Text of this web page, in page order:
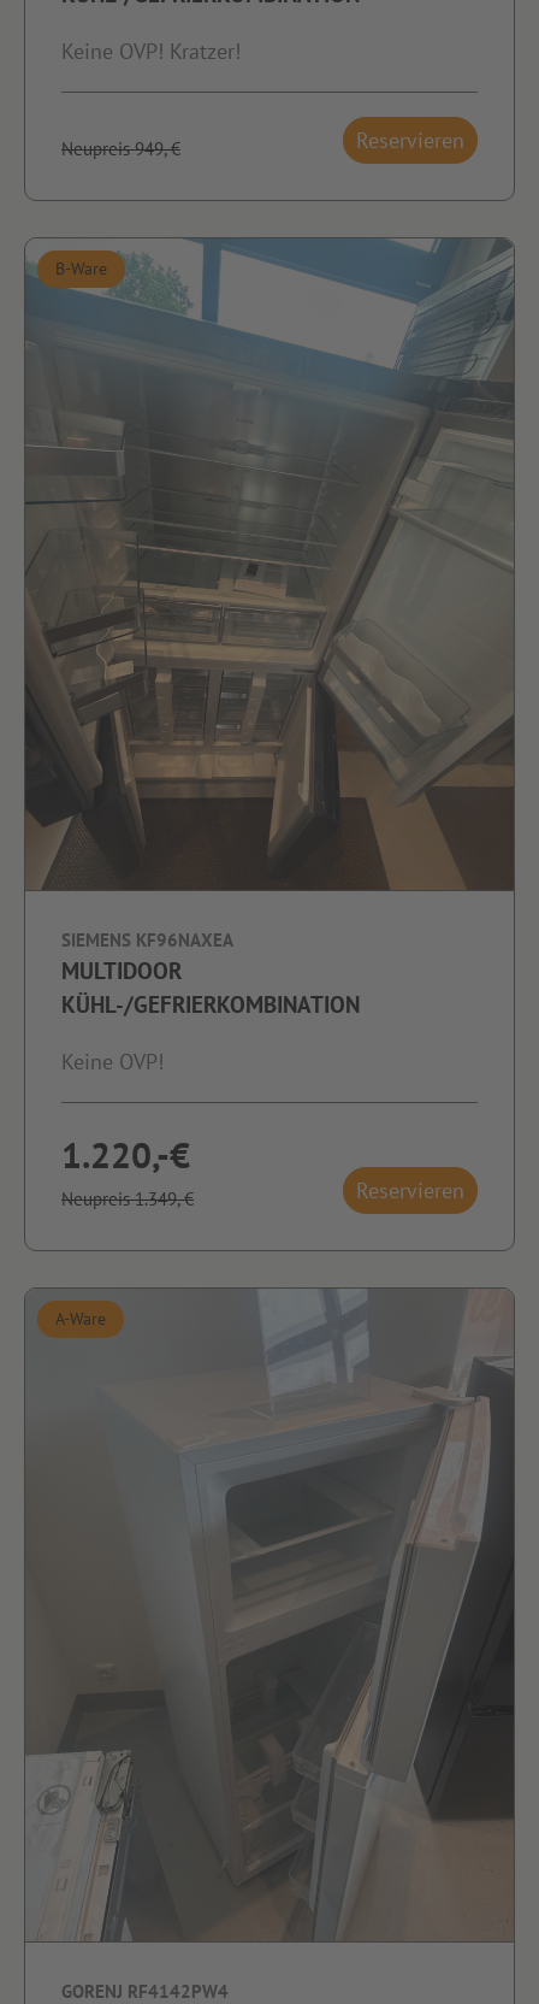
Keine OVP! Kratzer!
Neupreis 949,-€ Reservieren
B-Ware
SIEMENS KF96NAXEA
MULTIDOOR
KÜHL-/GEFRIERKOMBINATION
Keine OVP!
1.220,-€
Neupreis 1.349,-€ Reservieren
A-Ware
GORENJ RF4142PW4